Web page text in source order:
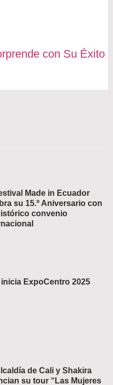
con Su Éxito
Made in Ecuador
su 15.º Aniversario con
convenio
inicia ExpoCentro 2025
de Cali y Shakira
su tour “Las Mujeres